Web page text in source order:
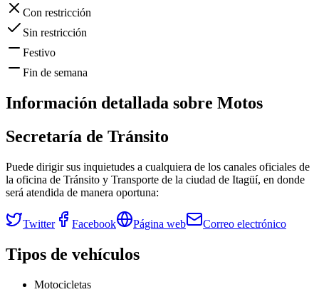
Con restricción
Sin restricción
Festivo
Fin de semana
Información detallada sobre Motos
Secretaría de Tránsito
Puede dirigir sus inquietudes a cualquiera de los canales oficiales de
la oficina de Tránsito y Transporte de la ciudad de Itagüí, en donde
será atendida de manera oportuna:
Twitter Facebook Página web Correo electrónico
Tipos de vehículos
Motocicletas